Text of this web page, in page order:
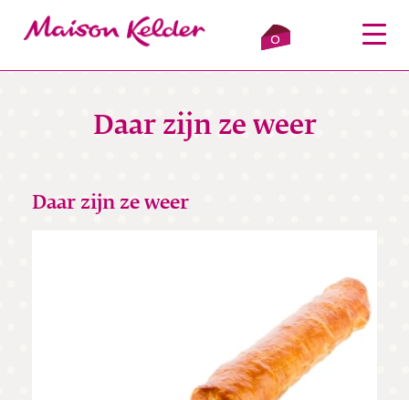
0
Daar zijn ze weer
Daar zijn ze weer